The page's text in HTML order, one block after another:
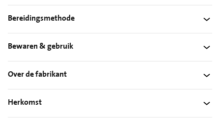
Bereidingsmethode
Bewaren & gebruik
Over de fabrikant
Herkomst